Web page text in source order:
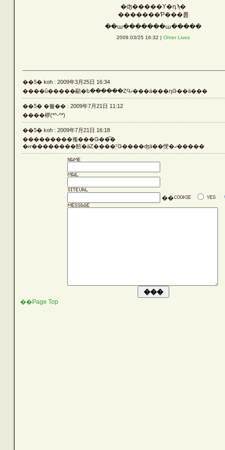
�ʤ�����Υ�դϡ�
�������Ƥ���롪
��ա�������ա�����
2009.03/25 16:32 | Ohter Lives
��Ƽ� koh : 2009年3月25日 16:34
��­��û�����顢�ե������ȤϤޤ���ä���դǤ��ä���
��Ƽ� �뤯�� : 2009年7月21日 11:12
����椤(*^-^*)
��Ƽ� koh : 2009年7月21日 16:18
���������襤���Ǥ��͡�
�ҥ��������餢�äȤ����֤ˤǤ����ʤä��㤤�ޤ�����
��
Vehicle
LATEST ENTRIES
��Page Top